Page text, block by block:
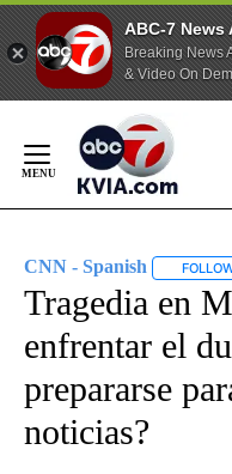
ABC-7 News
Breaking News
& Video On
Content
CNN - Spanish
Tragedia en
enfrentar el
prepararse
noticias?